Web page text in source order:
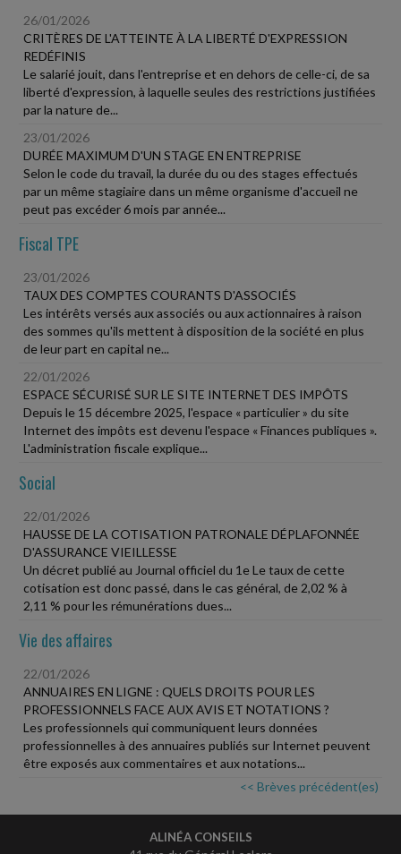
26/01/2026
CRITÈRES DE L'ATTEINTE À LA LIBERTÉ D'EXPRESSION
REDÉFINIS
Le salarié jouit, dans l'entreprise et en dehors de celle-ci, de sa
liberté d'expression, à laquelle seules des restrictions justifiées
par la nature de...
23/01/2026
DURÉE MAXIMUM D'UN STAGE EN ENTREPRISE
Selon le code du travail, la durée du ou des stages effectués
par un même stagiaire dans un même organisme d'accueil ne
peut pas excéder 6 mois par année...
Fiscal TPE
23/01/2026
TAUX DES COMPTES COURANTS D'ASSOCIÉS
Les intérêts versés aux associés ou aux actionnaires à raison
des sommes qu'ils mettent à disposition de la société en plus
de leur part en capital ne...
22/01/2026
ESPACE SÉCURISÉ SUR LE SITE INTERNET DES IMPÔTS
Depuis le 15 décembre 2025, l'espace « particulier » du site
Internet des impôts est devenu l'espace « Finances publiques ».
L'administration fiscale explique...
Social
22/01/2026
HAUSSE DE LA COTISATION PATRONALE DÉPLAFONNÉE
D'ASSURANCE VIEILLESSE
Un décret publié au Journal officiel du 1e Le taux de cette
cotisation est donc passé, dans le cas général, de 2,02 % à
2,11 % pour les rémunérations dues...
Vie des affaires
22/01/2026
ANNUAIRES EN LIGNE : QUELS DROITS POUR LES
PROFESSIONNELS FACE AUX AVIS ET NOTATIONS ?
Les professionnels qui communiquent leurs données
professionnelles à des annuaires publiés sur Internet peuvent
être exposés aux commentaires et aux notations...
<< Brèves précédent(es)
ALINÉA CONSEILS